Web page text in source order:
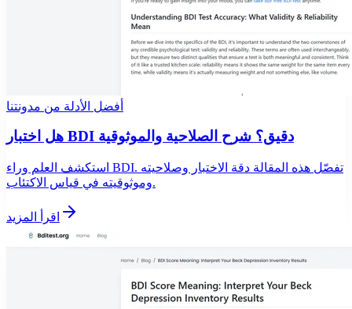
أفضل الأدلة من مدونتنا
هل اختبار BDI دقيق؟ شرح الصلاحية والموثوقية
استكشف العلم وراء BDI. تفصّل هذه المقالة دقة الاختبار وصلاحيته
وموثوقيته في قياس الاكتئاب.
اقرأ المزيد